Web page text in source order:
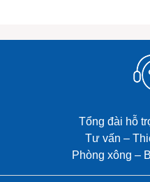
Tổng đài hỗ
Tư vấn –
Phòng xông –